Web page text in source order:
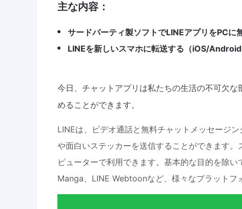
主な内容：
サードパーティ製ソフトでLINEアプリをPCに
LINEを新しいスマホに転送する（iOS/Android
今日、チャットアプリは私たちの生活の不可欠な
めることができます。
LINEは、ビデオ通話と無料チャットメッセージ
や面白いステッカーを送信することができます
ピューターで利用できます。基本的な目的を除
Manga、LINE Webtoonなど、様々なプラットフ